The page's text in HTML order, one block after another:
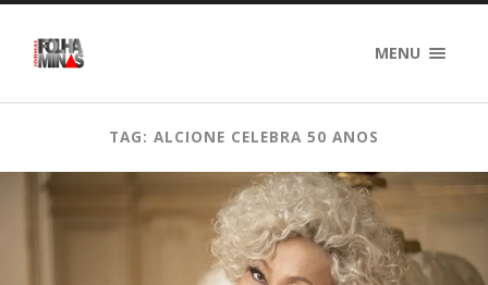
MENU
TAG: ALCIONE CELEBRA 50 ANOS